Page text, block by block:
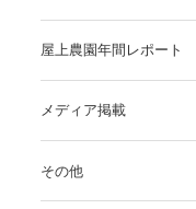
屋上農園年間レポート
メディア掲載
その他